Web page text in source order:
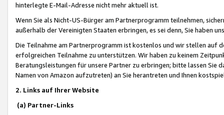
hinterlegte E-Mail-Adresse nicht mehr aktuell ist.
Wenn Sie als Nicht-US-Bürger am Partnerprogramm teilnehmen,
außerhalb der Vereinigten Staaten erbringen, es sei denn, Sie haben
Die Teilnahme am Partnerprogramm ist kostenlos und wir stellen auf
erfolgreichen Teilnahme zu unterstützen. Wir haben zu keinem
Beratungsleistungen für unsere Partner zu erbringen; bitte lassen Sie
Namen von Amazon aufzutreten) an Sie herantreten und Ihnen
2. Links auf Ihrer Website
(a) Partner-Links